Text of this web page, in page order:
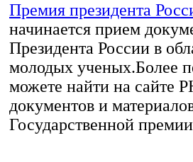
Премия президента
начинается прием
Президента России в
молодых ученых.Более
можете найти на сайте
документов и
Государственной